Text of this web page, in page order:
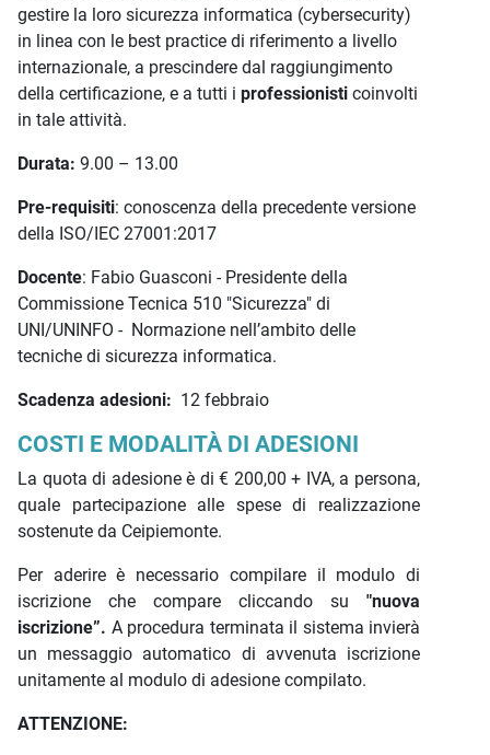
gestire la loro sicurezza informatica (cybersecurity)
in linea con le best practice di riferimento a livello
internazionale, a prescindere dal raggiungimento
della certificazione, e a tutti i professionisti coinvolti
in tale attività.
Durata: 9.00 – 13.00
Pre-requisiti: conoscenza della precedente versione
della ISO/IEC 27001:2017
Docente: Fabio Guasconi - Presidente della
Commissione Tecnica 510 "Sicurezza" di
UNI/UNINFO - Normazione nell’ambito delle
tecniche di sicurezza informatica.
Scadenza adesioni: 12 febbraio
COSTI E MODALITÀ DI ADESIONI
La quota di adesione è di € 200,00 + IVA, a persona,
quale partecipazione alle spese di realizzazione
sostenute da Ceipiemonte.
Per aderire è necessario compilare il modulo di
iscrizione che compare cliccando su "nuova
iscrizione”. A procedura terminata il sistema invierà
un messaggio automatico di avvenuta iscrizione
unitamente al modulo di adesione compilato.
ATTENZIONE: